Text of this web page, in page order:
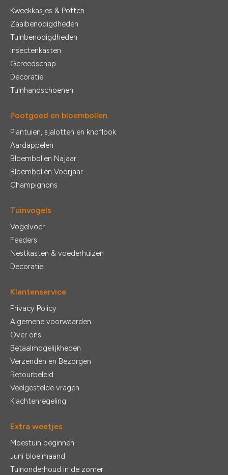
Kweekkasjes & Potten
Zaaibenodigdheden
Tuinbenodigdheden
Insectenkasten
Gereedschap
Decoratie
Tuinhandschoenen
Pootgoed en bloembollen
Plantuien, sjalotten en knoflook
Aardappelen
Bloembollen Najaar
Bloembollen Voorjaar
Champignons
Tuinvogels
Vogelvoer
Feeders
Nestkasten & voederhuizen
Decoratie
Klantenservice
Privacy Policy
Algemene voorwaarden
Over ons
Betaalmogelijkheden
Verzenden en Bezorgen
Retourbeleid
Veelgestelde vragen
Klachtenregeling
Extra weetjes
Moestuin beginnen
Juni bloeimaand
Tuinonderhoud in de zomer